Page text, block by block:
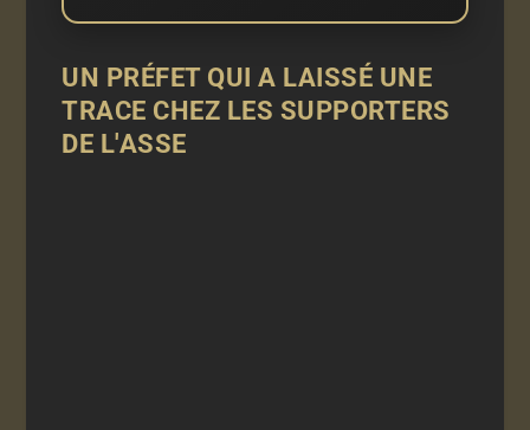
UN PRÉFET QUI A LAISSÉ UNE
TRACE CHEZ LES SUPPORTERS
DE L'ASSE